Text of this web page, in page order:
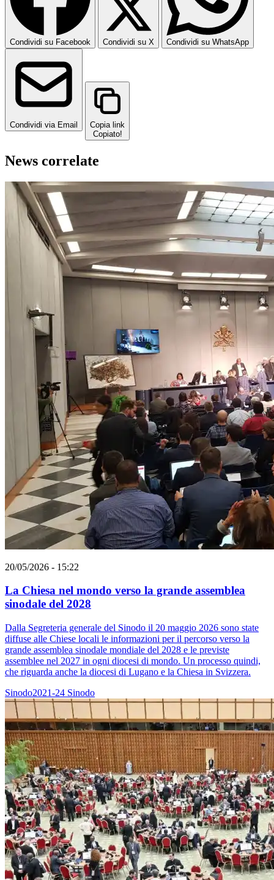
Condividi su Facebook Condividi su X Condividi su WhatsApp
Condividi via Email
Copia link
Copiato!
News correlate
20/05/2026 - 15:22
La Chiesa nel mondo verso la grande assemblea
sinodale del 2028
Dalla Segreteria generale del Sinodo il 20 maggio 2026 sono state
diffuse alle Chiese locali le informazioni per il percorso verso la
grande assemblea sinodale mondiale del 2028 e le previste
assemblee nel 2027 in ogni diocesi di mondo. Un processo quindi,
che riguarda anche la diocesi di Lugano e la Chiesa in Svizzera.
Sinodo2021-24 Sinodo